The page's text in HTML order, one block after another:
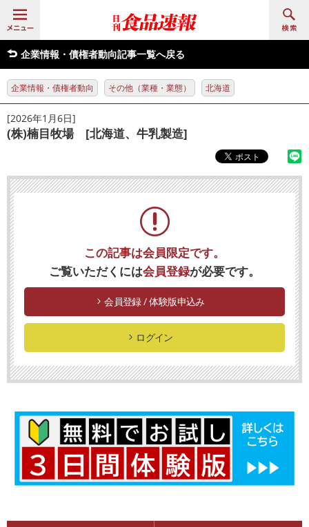
企業情報・債権者動向記事一覧へ戻る
企業情報・債権者動向 その他（業種・業態） 北海道
[2026年1月6日]
(株)楠目牧場 [北海道、牛乳製造]
この記事は会員限定です。
ご覧いただくには会員登録が必要です。
会員登録 / 体験版申込み
ログイン